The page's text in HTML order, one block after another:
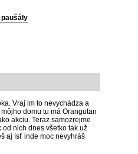
paušály
Vraj im to nevychádza a
domu tu má Orangutan
akciu. Teraz samozrejme
nich dnes všetko tak už
aj ísť inde moc nevyhráš